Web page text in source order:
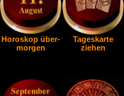
Horoskop über-
morgen
Tageskarte
ziehen